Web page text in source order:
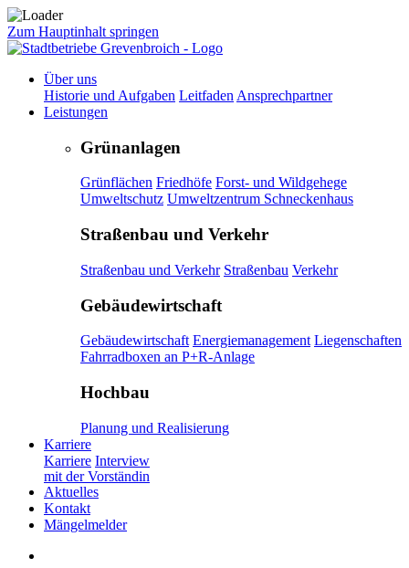
Zum Hauptinhalt springen
Über uns
Historie und Aufgaben Leitfaden Ansprechpartner
Leistungen
Grünanlagen
Grünflächen Friedhöfe Forst- und Wildgehege
Umweltschutz Umweltzentrum Schneckenhaus
Straßenbau und Verkehr
Straßenbau und Verkehr Straßenbau Verkehr
Gebäudewirtschaft
Gebäudewirtschaft Energiemanagement Liegenschaften
Fahrradboxen an P+R-Anlage
Hochbau
Planung und Realisierung
Karriere
Karriere Interview
mit der Vorständin
Aktuelles
Kontakt
Mängelmelder